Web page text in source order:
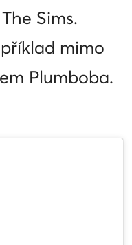
Sims.
mimo
Plumboba.